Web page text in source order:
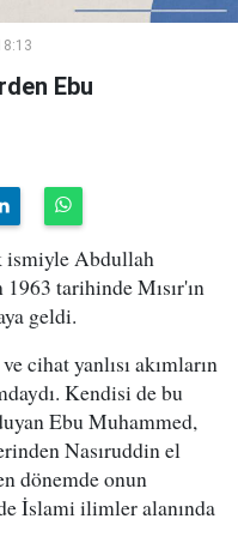
Ebu
ismiyle Abdullah
tarihinde Mısır'ın
geldi.
cihat yanlısı akımların
Kendisi de bu
Ebu Muhammed,
Nasıruddin el
dönemde onun
İslami ilimler alanında